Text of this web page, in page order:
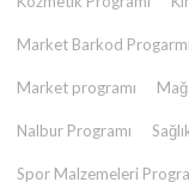
Market Barkod Progarmı
Market programı
Nalbur Programı
Spor Malzemeleri